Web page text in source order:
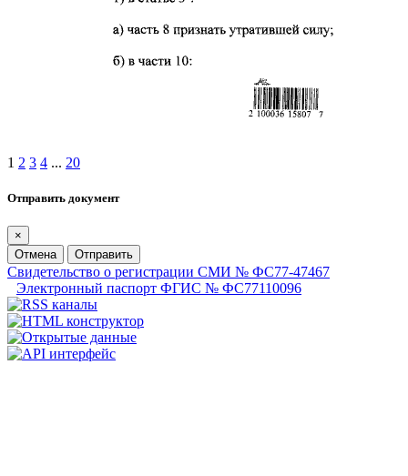
1 2 3 4 ... 20
Отправить документ
×
Отмена
Отправить
Свидетельство о регистрации СМИ № ФС77-47467
Электронный паспорт ФГИС № ФС77110096